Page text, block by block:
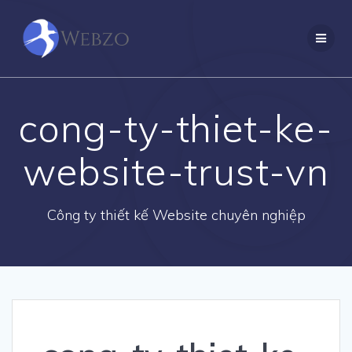
cong-ty-thiet-ke-
website-trust-vn
Công ty thiết kế Website chuyên nghiệp